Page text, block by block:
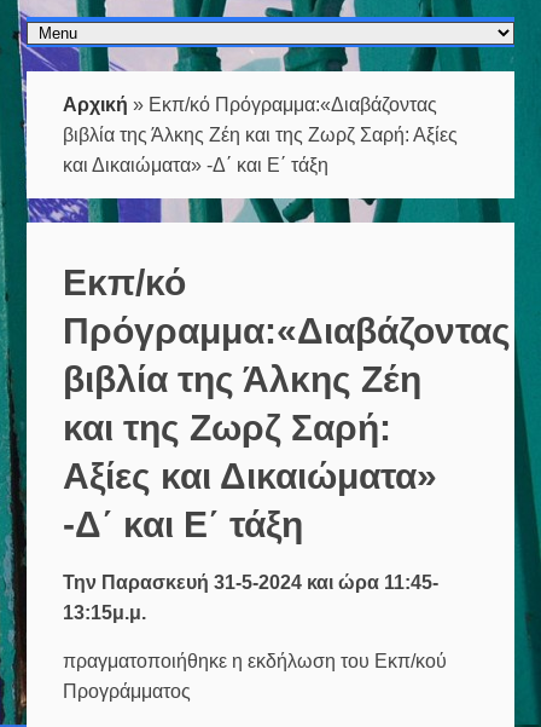
Αρχική » Εκπ/κό Πρόγραμμα:«Διαβάζοντας
βιβλία της Άλκης Ζέη και της Ζωρζ Σαρή: Αξίες
και Δικαιώματα» -Δ΄ και Ε΄ τάξη
Εκπ/κό
Πρόγραμμα:«Διαβάζοντας
βιβλία της Άλκης Ζέη
και της Ζωρζ Σαρή:
Αξίες και Δικαιώματα»
-Δ΄ και Ε΄ τάξη
Την Παρασκευή 31-5-2024 και ώρα 11:45-
13:15μ.μ.
πραγματοποιήθηκε η εκδήλωση του Εκπ/κού
Προγράμματος